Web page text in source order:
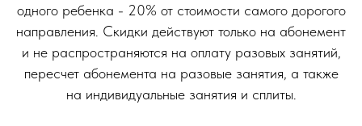
одного ребенка - 20% от стоимости самого дорогого
направления. Скидки действуют только на абонемент
и не распространяются на оплату разовых занятий,
пересчет абонемента на разовые занятия, а также
на индивидуальные занятия и сплиты.